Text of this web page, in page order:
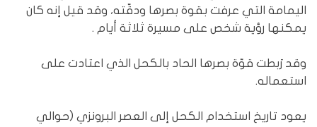
اليمامة التي عرفت بقوة بصرها ودقّته، وقد قيل إنه كان
يمكنها رؤية شخص على مسيرة ثلاثة أيام .
وقد رَبطت قوّة بصرها الحاد بالكحل الذي اعتادت على
استعماله.
يعود تاريخ استخدام الكحل إلى العصر البرونزي (حوالي